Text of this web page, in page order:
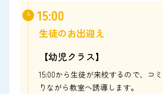
15:00
生徒のお出迎え
【幼児クラス】
15:00から生徒が来校するので、コ
りながら教室へ誘導します。